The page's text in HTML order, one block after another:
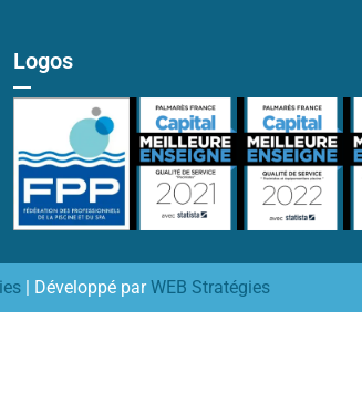
Logos
| Développé parWEB Stratégies